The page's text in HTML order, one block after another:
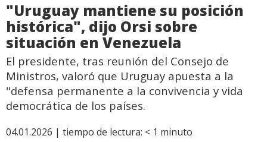
"Uruguay mantiene su posición
histórica", dijo Orsi sobre
situación en Venezuela
El presidente, tras reunión del Consejo de
Ministros, valoró que Uruguay apuesta a la
"defensa permanente a la convivencia y vida
democrática de los países.
04.01.2026 | tiempo de lectura: < 1 minuto